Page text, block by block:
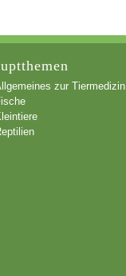
zur Tiermedizin